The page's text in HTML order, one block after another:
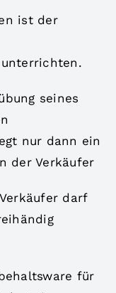
ist der
unterrichten.
seines
nur dann ein
der Verkäufer
darf
für